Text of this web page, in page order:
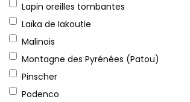
Lapin oreilles tombantes
Laïka de Iakoutie
Malinois
Montagne des Pyrénées (Patou)
Pinscher
Podenco